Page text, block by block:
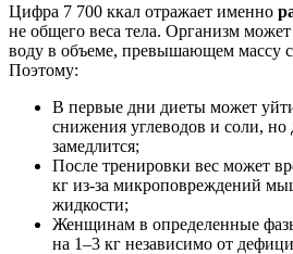
Цифра 7 700 ккал отражает именно
не общего веса тела. Организм
воду в объеме, превышающем массу
Поэтому:
В первые дни диеты может
снижения углеводов и соли, но
замедлится;
После тренировки вес может
кг из-за микроповреждений
жидкости;
Женщинам в определенные
на 1–3 кг независимо от